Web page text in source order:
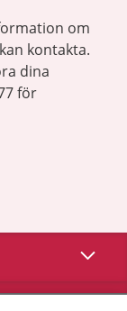
om
kontakta.
dina
för
Visa
Visa